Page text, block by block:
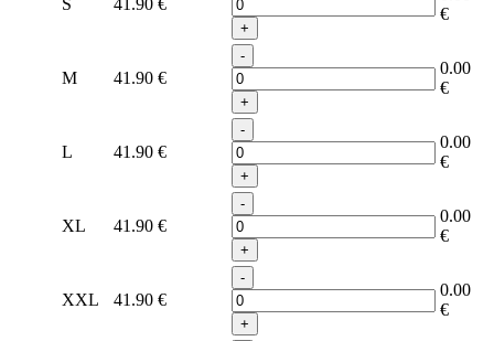
+
€
M 41.90 €
-
+
0.00
€
L 41.90 €
-
+
0.00
€
XL 41.90 €
-
+
0.00
€
XXL 41.90 €
-
+
0.00
€